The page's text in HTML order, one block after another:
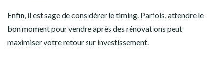
Enfin, il est sage de considérer le timing. Parfois, attendre le
bon moment pour vendre après des rénovations peut
maximiser votre retour sur investissement.